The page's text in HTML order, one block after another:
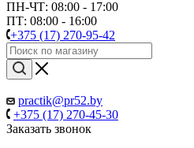
ПН-ЧТ: 08:00 - 17:00
ПТ: 08:00 - 16:00
+375 (17) 270-95-42
practik@pr52.by
+375 (17) 270-45-30
Заказать звонок